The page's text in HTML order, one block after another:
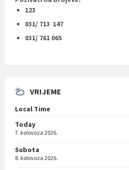
123
031/ 713 147
031/ 761 065
VRIJEME
Local Time
Today
7. kolovoza 2026.
Subota
8. kolovoza 2026.